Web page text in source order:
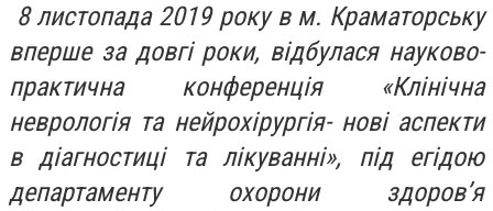
8 листопада 2019 року в м. Краматорську
вперше за довгі роки, відбулася науково-
практична конференція «Клінічна
неврологія та нейрохірургія- нові аспекти
в діагностиці та лікуванні», під егідою
департаменту охорони здоров’я